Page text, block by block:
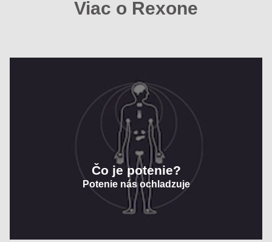
Viac o Rexone
Čo je potenie?
Potenie nás ochladzuje